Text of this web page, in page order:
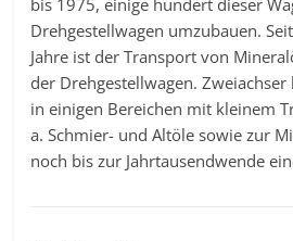
bis 1975, einige hundert dieser
Drehgestellwagen umzubauen.
Jahre ist der Transport von
der Drehgestellwagen.
in einigen Bereichen mit kleinem
a. Schmier- und Altöle sowie zur
noch bis zur Jahrtausendwende